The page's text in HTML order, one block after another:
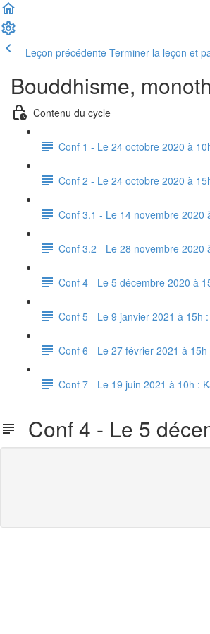
Leçon précédente Terminer la leçon et
Bouddhisme,
Contenu du cycle
Conf 1 - Le 24 octobre 2020 à
Conf 2 - Le 24 octobre 2020 à
Conf 3.1 - Le 14 novembre 2020
Conf 3.2 - Le 28 novembre 2020
Conf 4 - Le 5 décembre 2020 à
Conf 5 - Le 9 janvier 2021 à 15h
Conf 6 - Le 27 février 2021 à
Conf 7 - Le 19 juin 2021 à 10h :
Conf 4 - Le 5